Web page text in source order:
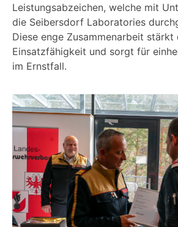
Leistungsabzeichen, welche mit
die Seibersdorf Laboratories
Diese enge Zusammenarbeit
Einsatzfähigkeit und sorgt für
im Ernstfall.